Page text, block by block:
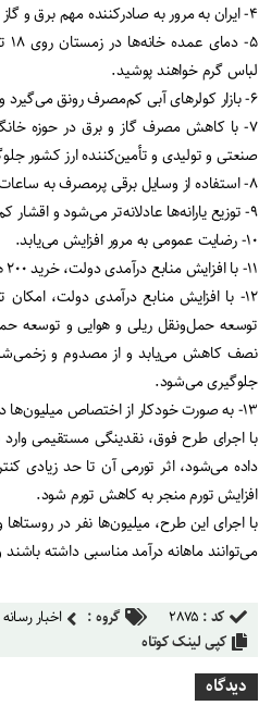
۴- ایران به مرور به صادرکننده مهم برق و گاز تبدیل می‌شود.
لباس گرم خواهند پوشید.
۶- بازار کولرهای آبی کم‌مصرف رونق می‌گیرد و بازار کولرهای گازی پرمصرف کم‌رونق می‌شود.
۷- با کاهش مصرف گاز و برق در حوزه
صنعتی و تولیدی و تأمین‌کننده ارز کشور
۸- استفاده از وسایل برقی پرمصرف به ساعات کم‌باری شبکه برق و روزهای تعطیل منتقل می‌شود.
۹- توزیع یارانه‌ها عادلانه‌تر می‌شود و اقشار کم‌درآمد تقویت خواهند شد.
۱۰- رضایت عمومی به مرور افزایش می‌یابد.
۱۱- با افزایش منابع درآمدی دولت، خرید ۲۰۰ هواپیمای مدرن فراهم خواهد شد.
۱۲- با افزایش منابع درآمدی دولت،
جلوگیری می‌شود.
۱۳- به‌ صورت خودکار از اختصاص میلیون‌ها دلار یارانه انرژی به اتباع غیرمجاز جلوگیری می‌شود.
با اجرای طرح فوق، نقدینگی مستقیمی
داده می‌شود، اثر تورمی آن تا حد زیادی
افزایش تورم منجر به کاهش تورم شود.
با اجرای این طرح، میلیون‌ها نفر در
می‌توانند ماهانه درآمد مناسبی داشته
کد : ۲۸۷۵ گروه : اخبار
کپی لینک کوتاه
دیدگاه